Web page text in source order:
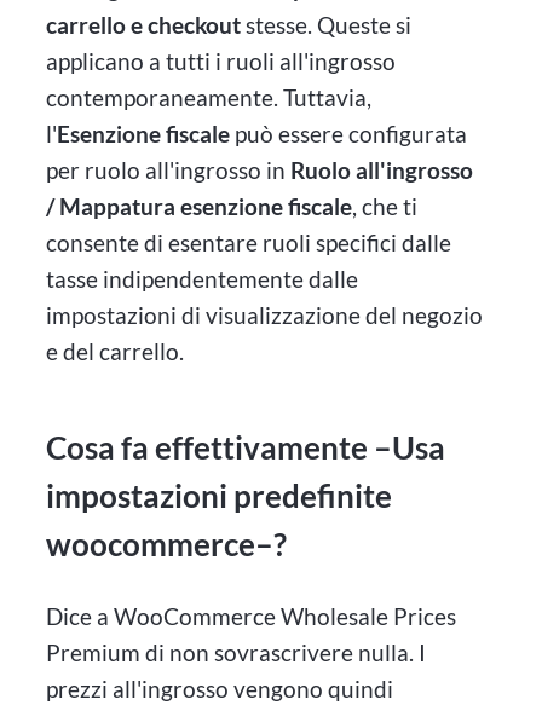
carrello e checkout stesse. Queste si
applicano a tutti i ruoli all'ingrosso
contemporaneamente. Tuttavia,
l'Esenzione fiscale può essere configurata
per ruolo all'ingrosso in Ruolo all'ingrosso
/ Mappatura esenzione fiscale , che ti
consente di esentare ruoli specifici dalle
tasse indipendentemente dalle
impostazioni di visualizzazione del negozio
e del carrello.
Cosa fa effettivamente –Usa
impostazioni predefinite
woocommerce–?
Dice a WooCommerce Wholesale Prices
Premium di non sovrascrivere nulla. I
prezzi all'ingrosso vengono quindi